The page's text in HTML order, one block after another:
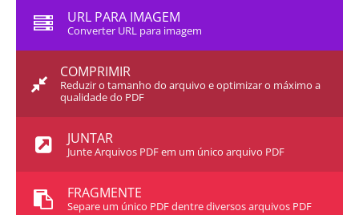
URL PARA IMAGEM
Converter URL para imagem
COMPRIMIR
Reduzir o tamanho do arquivo e optimizar o máximo a
qualidade do PDF
JUNTAR
Junte Arquivos PDF em um único arquivo PDF
FRAGMENTE
Separe um único PDF dentre diversos arquivos PDF